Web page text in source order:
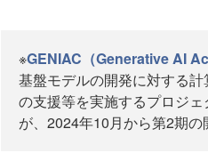
※GENIAC（Generative AI
基盤モデルの開発に対する
の支援等を実施するプロジ
が、2024年10月から第2期